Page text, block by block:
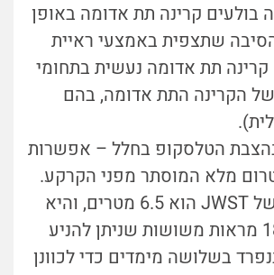
בולעים קרינה תת אדומה באופן
שתצפית באמצעי ראיית
קרינה תת אדומה נעשית בתחומי
הקרינה התת אדומה, בהם
הטלסקופ בחלל – אפשרות
מלא המוסתר מפני הקרקע.
קוטר המראה של JWST הוא 6.5 מטרים, והיא
מורכבת מ – 18 מראות משושות שניתן להניע
בשלושה מימדים כדי לכוונן